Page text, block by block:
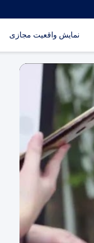
نمایش واقعیت مجازی